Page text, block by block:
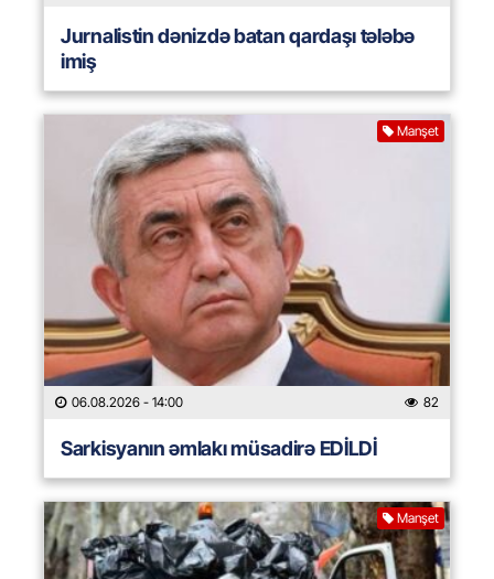
Jurnalistin dənizdə batan qardaşı tələbə
imiş
Manşet
06.08.2026 - 14:00 82
Sarkisyanın əmlakı müsadirə EDİLDİ
Manşet